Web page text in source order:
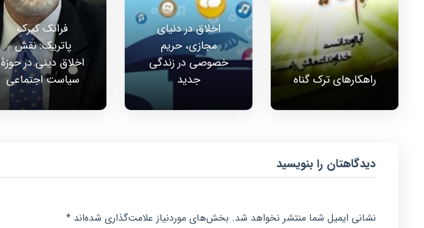
راهکارهای ترک گناه
اخلاق در دنیای
مجازی، حریم
خصوصی در زندگی
جدید
فرانک کیرک‌
پاتریک: نقش
اخلاق دینی در حوزۀ
سیاست اجتماعی
دیدگاهتان را بنویسید
نشانی ایمیل شما منتشر نخواهد شد. بخش‌های موردنیاز علامت‌گذاری شده‌اند*